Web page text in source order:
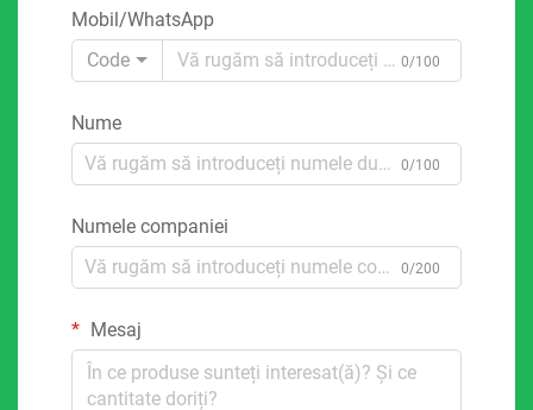
Mobil/WhatsApp
Code
0/100
Nume
0/100
Numele companiei
0/200
Mesaj